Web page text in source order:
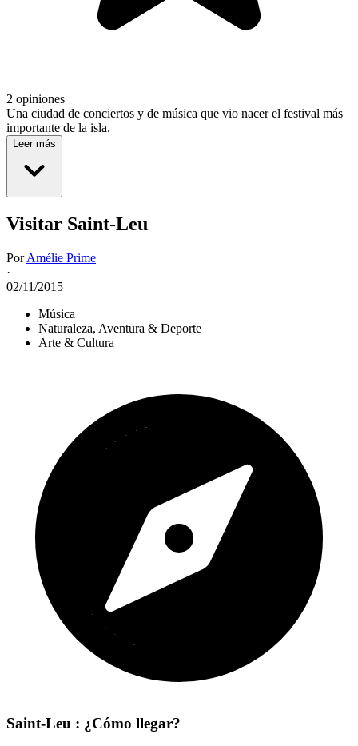
2 opiniones
Una ciudad de conciertos y de música que vio nacer el festival más
importante de la isla.
Leer más
Visitar Saint-Leu
PorAmélie Prime
·
02/11/2015
Música
Naturaleza, Aventura & Deporte
Arte & Cultura
Saint-Leu : ¿Cómo llegar?